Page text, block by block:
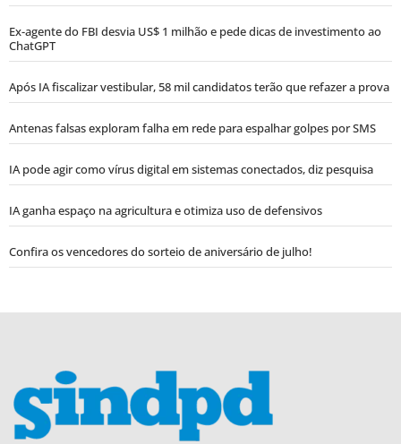
Ex-agente do FBI desvia US$ 1 milhão e pede dicas de investimento ao
ChatGPT
Após IA fiscalizar vestibular, 58 mil candidatos terão que refazer a prova
Antenas falsas exploram falha em rede para espalhar golpes por SMS
IA pode agir como vírus digital em sistemas conectados, diz pesquisa
IA ganha espaço na agricultura e otimiza uso de defensivos
Confira os vencedores do sorteio de aniversário de julho!